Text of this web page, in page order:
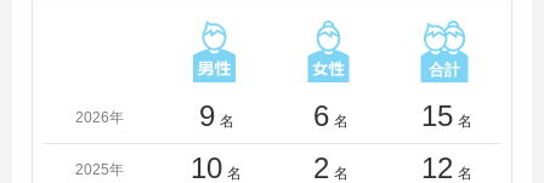
2026年 9 名 6 名 15 名
2025年 10 名 2 名 12 名